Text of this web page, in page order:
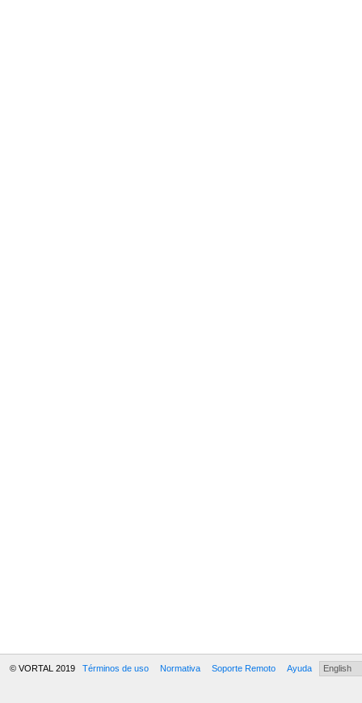
© VORTAL 2019 Términos de uso Normativa Soporte Remoto Ayuda